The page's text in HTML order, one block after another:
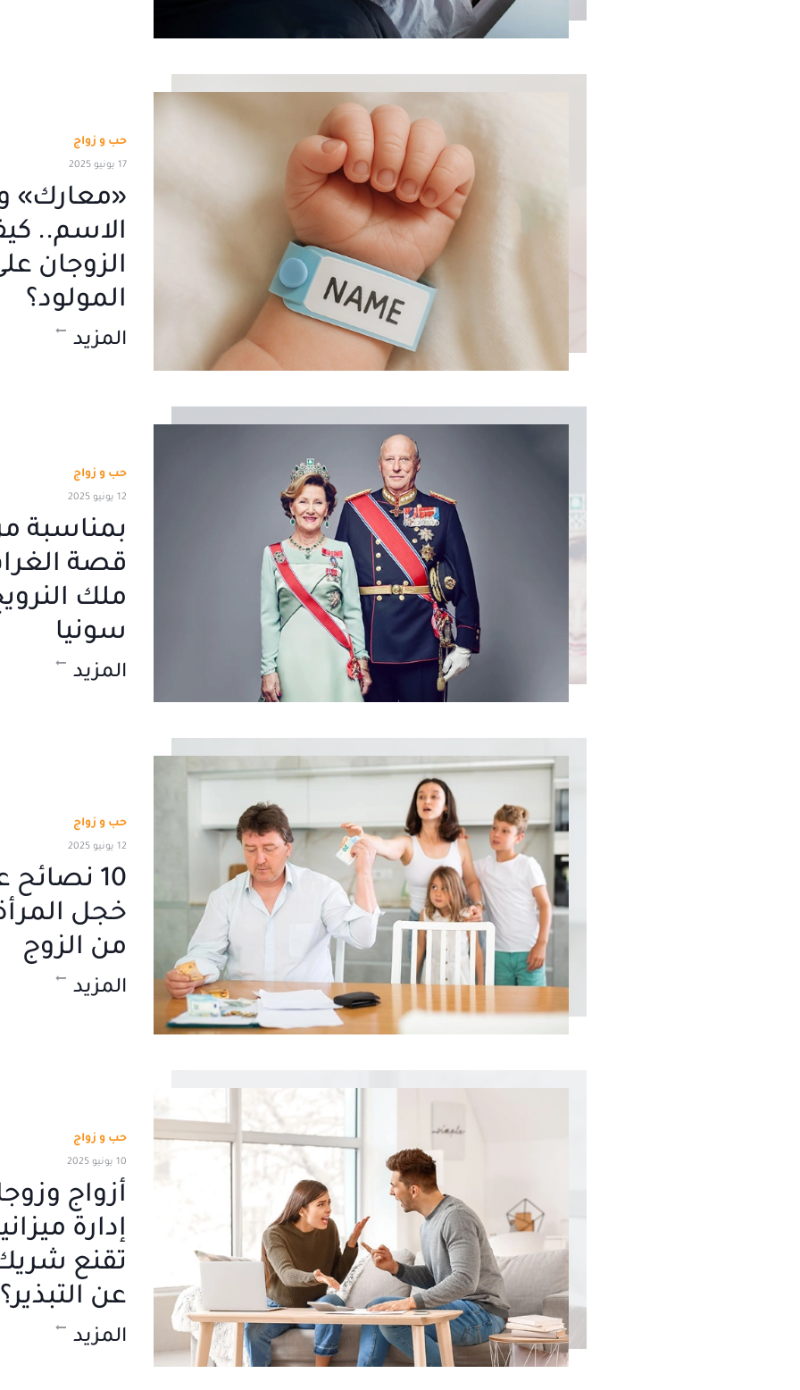
حب و زواج
17 يونيو 2025
«معارك»
الاسم..
الزوجان
المولود؟
المزيد
حب و زواج
12 يونيو 2025
قصة
ملك
سونيا
المزيد
حب و زواج
12 يونيو 2025
10
خجل
من الزوج
المزيد
حب و زواج
10 يونيو 2025
أزواج
إدارة
تقنع
عن التبذير؟
المزيد